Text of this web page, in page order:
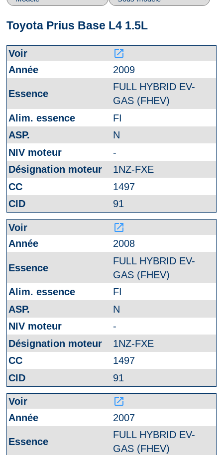
Toyota Prius Base L4 1.5L
launch
2009
FULL HYBRID EV-
GAS (FHEV)
FI
N
-
1NZ-FXE
1497
91
launch
2008
FULL HYBRID EV-
GAS (FHEV)
FI
N
-
1NZ-FXE
1497
91
launch
2007
FULL HYBRID EV-
GAS (FHEV)